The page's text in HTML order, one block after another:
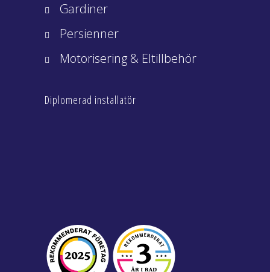
Gardiner
Persienner
Motorisering & Eltillbehör
Diplomerad installatör